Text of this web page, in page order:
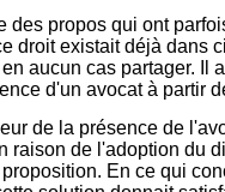
propos qui ont
droit existait déjà
aucun cas partager.
d'un avocat à partir
de la présence de
raison de l'adoption du
En ce qui